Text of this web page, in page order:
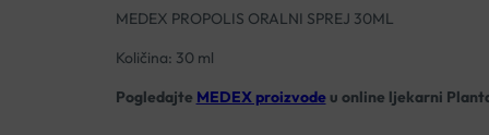
MEDEX PROPOLIS ORALNI SPREJ 30ML
Količina: 30 ml
Pogledajte MEDEX proizvodeu online ljekarni